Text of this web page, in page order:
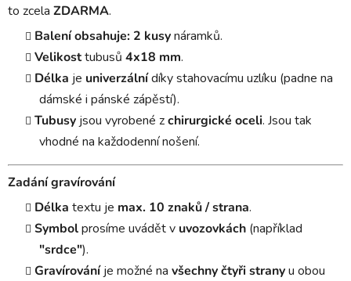
to zcela ZDARMA.
Balení obsahuje: 2 kusynáramků.
Velikosttubusů 4x18 mm.
Délka je univerzálnídíky stahovacímu uzlíku (padne na
dámské i pánské zápěstí).
Tubusy jsou vyrobené zchirurgické oceli. Jsou tak
vhodné na každodenní nošení.
Zadání gravírování
Délka textu je max. 10 znaků / strana.
Symbolprosíme uvádět v uvozovkách (například
"srdce").
Gravírováníje možné na všechny čtyři stranyu obou